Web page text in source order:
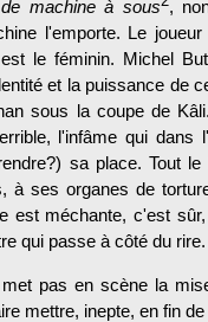
machine à sous ,
l'emporte. Le joueur
le féminin. Michel
et la puissance de
sous la coupe de
l'infâme qui dans
sa place. Tout
à ses organes de
est méchante, c'est
qui passe à côté du rire.
pas en scène la
mettre, inepte, en fin